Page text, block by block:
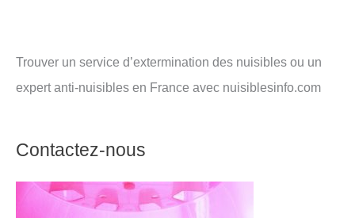
Trouver un service d’extermination des nuisibles ou un
expert anti-nuisibles en France avec nuisiblesinfo.com
Contactez-nous